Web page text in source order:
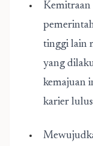
Kemitraan
tinggi lain
yang
kemajuan
karier